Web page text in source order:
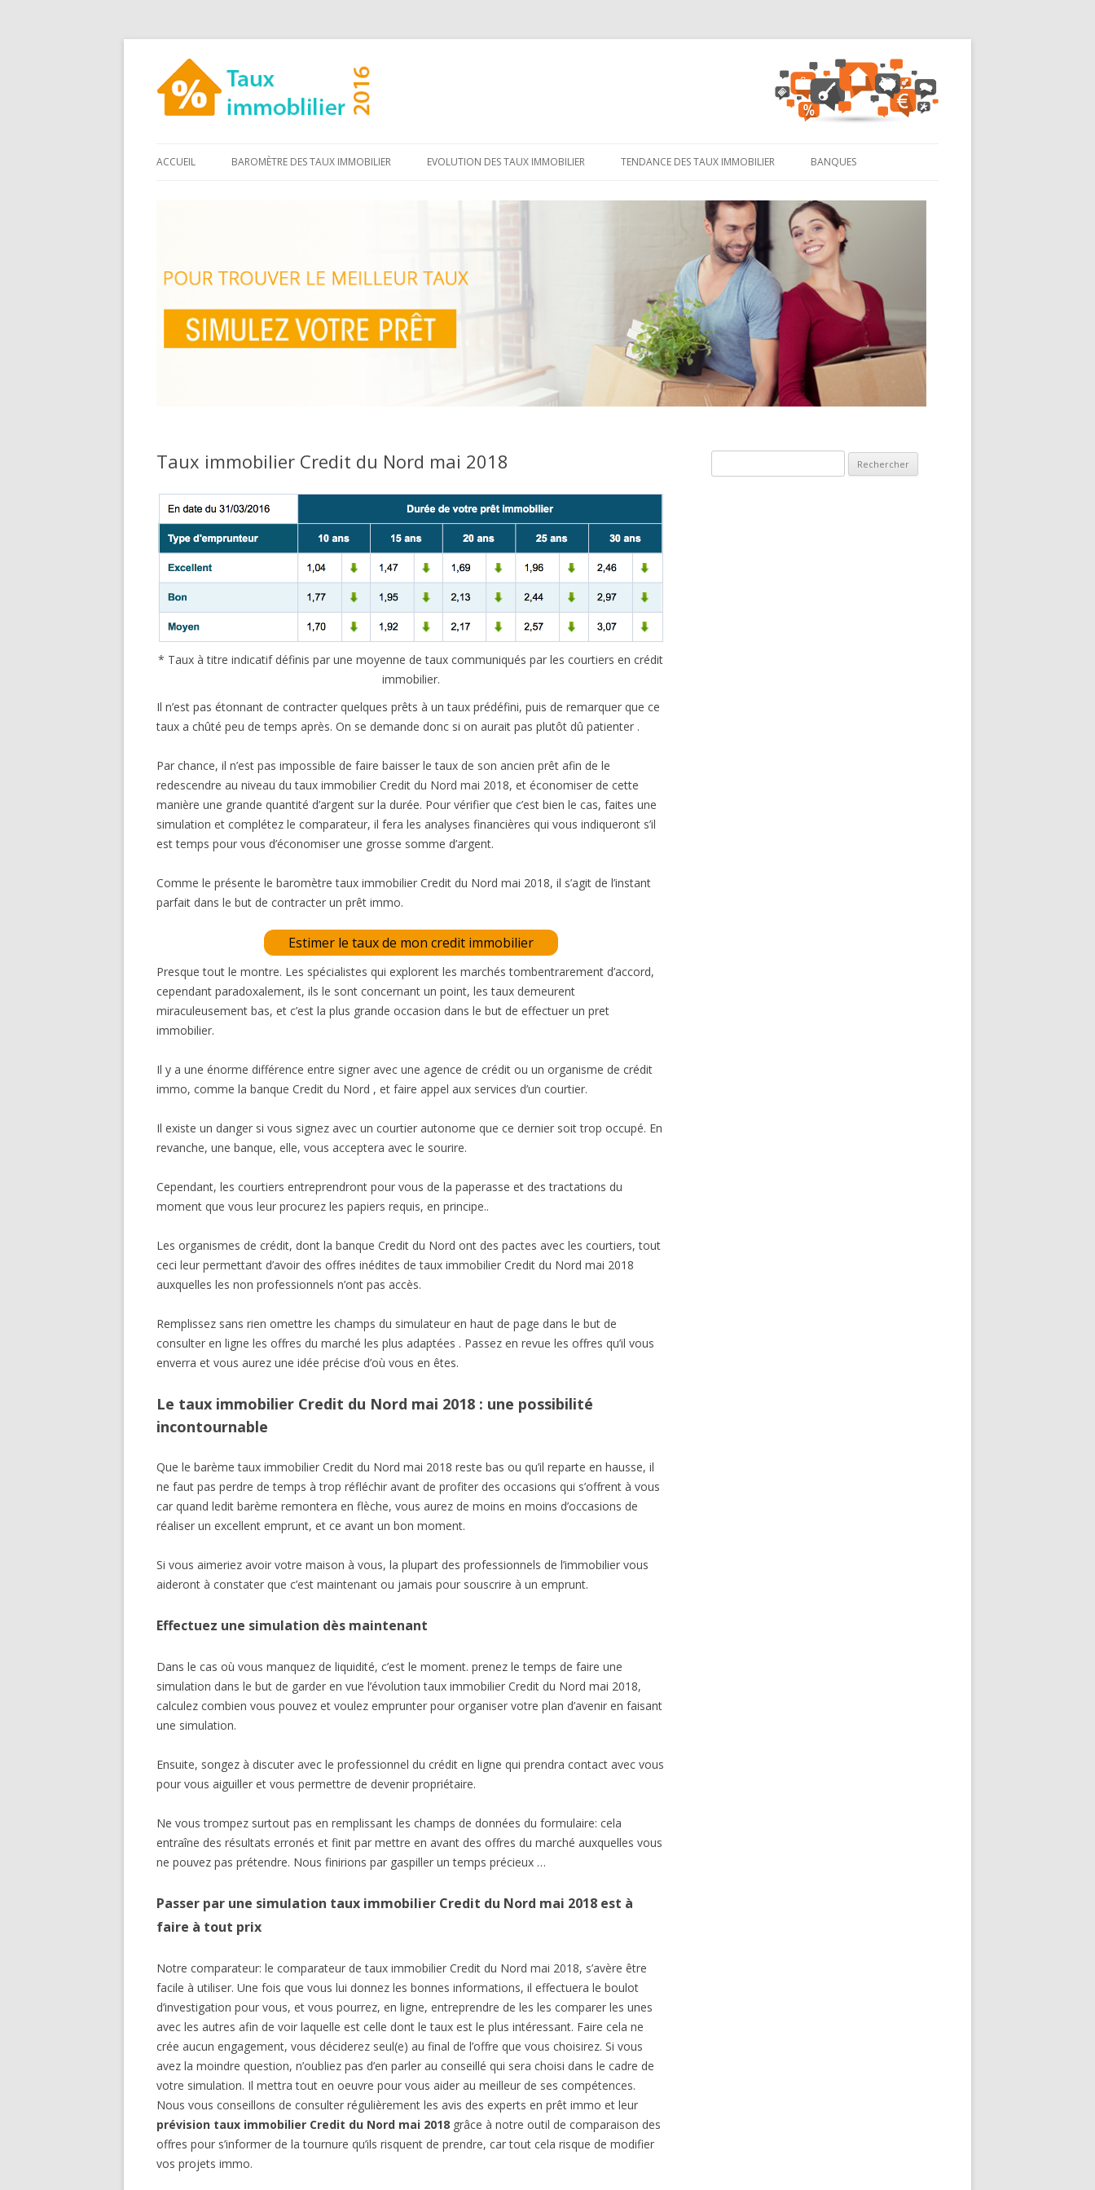
au
ACCUEIL BAROMÈTRE DES TAUX IMMOBILIER EVOLUTION DES TAUX IMMOBILIER TENDANCE DES TAUX IMMOBILIER BANQUES
Taux immobilier Credit du Nord mai 2018
* Taux à titre indicatif définis par une moyenne de taux communiqués par les courtiers en crédit
immobilier.
Il n’est pas étonnant de contracter quelques prêts à un taux prédéfini, puis de remarquer que ce
taux a chûté peu de temps après. On se demande donc si on aurait pas plutôt dû patienter .
Par chance, il n’est pas impossible de faire baisser le taux de son ancien prêt afin de le
redescendre au niveau du taux immobilier Credit du Nord mai 2018, et économiser de cette
manière une grande quantité d’argent sur la durée. Pour vérifier que c’est bien le cas, faites une
simulation et complétez le comparateur, il fera les analyses financières qui vous indiqueront s’il
est temps pour vous d’économiser une grosse somme d’argent.
Comme le présente le baromètre taux immobilier Credit du Nord mai 2018, il s’agit de l’instant
parfait dans le but de contracter un prêt immo.
Estimer le taux de mon credit immobilier
Presque tout le montre. Les spécialistes qui explorent les marchés tombentrarement d’accord,
cependant paradoxalement, ils le sont concernant un point, les taux demeurent
miraculeusement bas, et c’est la plus grande occasion dans le but de effectuer un pret
immobilier.
Il y a une énorme différence entre signer avec une agence de crédit ou un organisme de crédit
immo, comme la banque Credit du Nord , et faire appel aux services d’un courtier.
Il existe un danger si vous signez avec un courtier autonome que ce dernier soit trop occupé. En
revanche, une banque, elle, vous acceptera avec le sourire.
Cependant, les courtiers entreprendront pour vous de la paperasse et des tractations du
moment que vous leur procurez les papiers requis, en principe..
Les organismes de crédit, dont la banque Credit du Nord ont des pactes avec les courtiers, tout
ceci leur permettant d’avoir des offres inédites de taux immobilier Credit du Nord mai 2018
auxquelles les non professionnels n’ont pas accès.
Remplissez sans rien omettre les champs du simulateur en haut de page dans le but de
consulter en ligne les offres du marché les plus adaptées . Passez en revue les offres qu’il vous
enverra et vous aurez une idée précise d’où vous en êtes.
Le taux immobilier Credit du Nord mai 2018 : une possibilité
incontournable
Que le barème taux immobilier Credit du Nord mai 2018 reste bas ou qu’il reparte en hausse, il
ne faut pas perdre de temps à trop réfléchir avant de profiter des occasions qui s’offrent à vous
car quand ledit barème remontera en flèche, vous aurez de moins en moins d’occasions de
réaliser un excellent emprunt, et ce avant un bon moment.
Si vous aimeriez avoir votre maison à vous, la plupart des professionnels de l’immobilier vous
aideront à constater que c’est maintenant ou jamais pour souscrire à un emprunt.
Effectuez une simulation dès maintenant
Dans le cas où vous manquez de liquidité, c’est le moment. prenez le temps de faire une
simulation dans le but de garder en vue l’évolution taux immobilier Credit du Nord mai 2018,
calculez combien vous pouvez et voulez emprunter pour organiser votre plan d’avenir en faisant
une simulation.
Ensuite, songez à discuter avec le professionnel du crédit en ligne qui prendra contact avec vous
pour vous aiguiller et vous permettre de devenir propriétaire.
Ne vous trompez surtout pas en remplissant les champs de données du formulaire: cela
entraîne des résultats erronés et finit par mettre en avant des offres du marché auxquelles vous
ne pouvez pas prétendre. Nous finirions par gaspiller un temps précieux …
Passer par une simulation taux immobilier Credit du Nord mai 2018 est à
faire à tout prix
Notre comparateur: le comparateur de taux immobilier Credit du Nord mai 2018, s’avère être
facile à utiliser. Une fois que vous lui donnez les bonnes informations, il effectuera le boulot
d’investigation pour vous, et vous pourrez, en ligne, entreprendre de les les comparer les unes
avec les autres afin de voir laquelle est celle dont le taux est le plus intéressant. Faire cela ne
crée aucun engagement, vous déciderez seul(e) au final de l’offre que vous choisirez. Si vous
avez la moindre question, n’oubliez pas d’en parler au conseillé qui sera choisi dans le cadre de
votre simulation. Il mettra tout en oeuvre pour vous aider au meilleur de ses compétences.
Nous vous conseillons de consulter régulièrement les avis des experts en prêt immo et leur
prévision taux immobilier Credit du Nord mai 2018 grâce à notre outil de comparaison des
offres pour s’informer de la tournure qu’ils risquent de prendre, car tout cela risque de modifier
vos projets immo.